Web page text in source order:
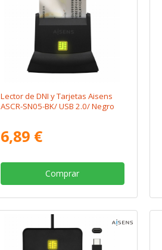
Lector de DNI y Tarjetas Aisens
ASCR-SN05-BK/ USB 2.0/ Negro
6,89 €
Comprar